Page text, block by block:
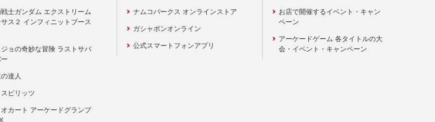
士ガンダム エクストリーム
ス２ インフィニットブース
ョの奇妙な冒険 ラストサバ
達人
ピリッツ
カート アーケードグランプ
ナムコパークス オンラインストア
ガシャポンオンライン
公式スマートフォンアプリ
お店で開催するイベント・キャン
ペーン
アーケードゲーム 各タイトルの大
会・イベント・キャンペーン